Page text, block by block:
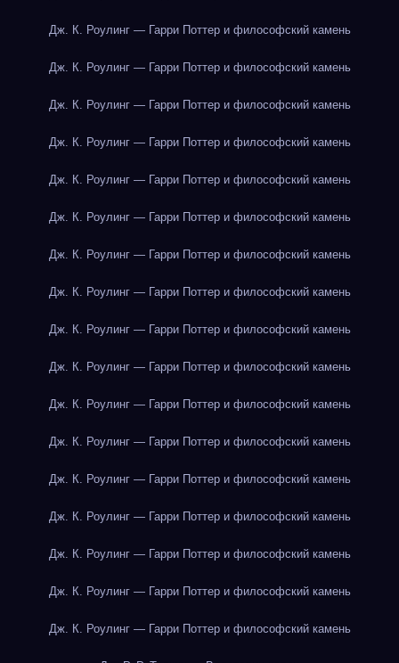
Дж. К. Роулинг — Гарри Поттер и философский камень
Дж. К. Роулинг — Гарри Поттер и философский камень
Дж. К. Роулинг — Гарри Поттер и философский камень
Дж. К. Роулинг — Гарри Поттер и философский камень
Дж. К. Роулинг — Гарри Поттер и философский камень
Дж. К. Роулинг — Гарри Поттер и философский камень
Дж. К. Роулинг — Гарри Поттер и философский камень
Дж. К. Роулинг — Гарри Поттер и философский камень
Дж. К. Роулинг — Гарри Поттер и философский камень
Дж. К. Роулинг — Гарри Поттер и философский камень
Дж. К. Роулинг — Гарри Поттер и философский камень
Дж. К. Роулинг — Гарри Поттер и философский камень
Дж. К. Роулинг — Гарри Поттер и философский камень
Дж. К. Роулинг — Гарри Поттер и философский камень
Дж. К. Роулинг — Гарри Поттер и философский камень
Дж. К. Роулинг — Гарри Поттер и философский камень
Дж. К. Роулинг — Гарри Поттер и философский камень